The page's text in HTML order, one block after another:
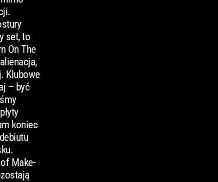
set, to
On The
Klubowe
– być
koniec
Make-